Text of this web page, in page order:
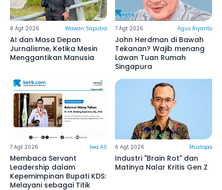
8 Agt 2026 Wawan Saputra
‎AI dan Masa Depan
Jurnalisme, Ketika Mesin
Menggantikan Manusia ‎
7 Agt 2026 Agus Riyanto
John Herdman di Bawah
Tekanan? Wajib menang
Lawan Tuan Rumah
Singapura
7 Agt 2026 Iwa AS
Membaca Servant
Leadership dalam
Kepemimpinan Bupati KDS:
Melayani sebagai Titik
6 Agt 2026 Mustopa
Industri "Brain Rot" dan
Matinya Nalar Kritis Gen Z